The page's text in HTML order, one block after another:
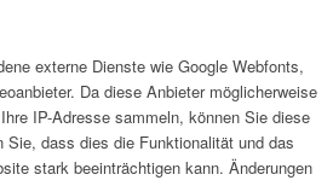
externe Dienste wie Google Webfonts,
Da diese Anbieter möglicherweise
IP-Adresse sammeln, können Sie diese
Sie, dass dies die Funktionalität und das
stark beeinträchtigen kann. Änderungen